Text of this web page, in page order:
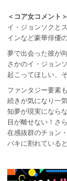
＜コア女コメント＞
イ・ジョンソクと
インなど豪華俳優
夢で出会った彼が
さかのイ・ジョン
起こってほしい、
ファンタジー要素
続きが気になり一
知夢が現実になら
目が離せない！さ
在感抜群のチョン
バキに割れている